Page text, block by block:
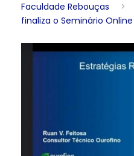
Faculdade Rebouças >
finaliza o Seminário